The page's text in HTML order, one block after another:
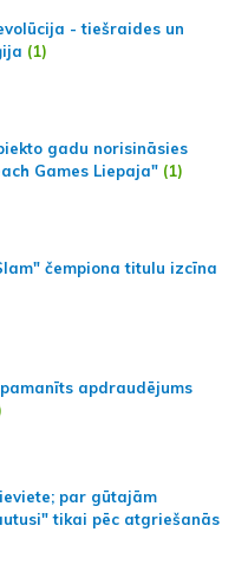
- tiešraides un
(1)
gadu norisināsies
Games Liepaja" (1)
čempiona titulu izcīna
apdraudējums
par gūtajām
tikai pēc atgriešanās